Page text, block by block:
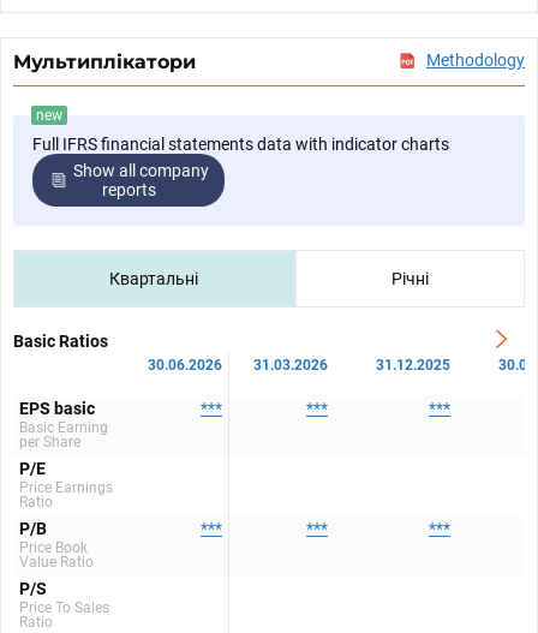
Мультиплікатори Methodology
new
Full IFRS financial statements data with indicator charts
Show all company
reports
Квартальні Річні
Basic Ratios
30.06.2026 31.03.2026 31.12.2025
EPS basic
Basic Earning
per Share
*** *** ***
P/E
Price Earnings
Ratio
P/B
Price Book
Value Ratio
*** *** ***
P/S
Price To Sales
Ratio